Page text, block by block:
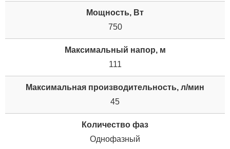
Мощность, Вт
750
Максимальный напор, м
111
Максимальная производительность, л/мин
45
Количество фаз
Однофазный